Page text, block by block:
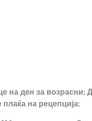
на ден за возрасни;
плаќа на рецепција;